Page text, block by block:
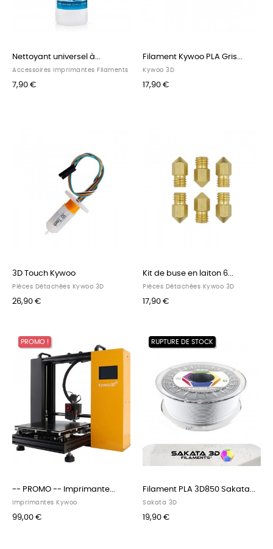
Nettoyant universel à...
Accessoires Imprimantes Filaments
7,90 €
Filament Kywoo PLA Gris...
Kywoo 3D
17,90 €
3D Touch Kywoo
Pièces Détachées Kywoo 3D
26,90 €
Kit de buse en laiton 6...
Pièces Détachées Kywoo 3D
17,90 €
PROMO !
-- PROMO -- Imprimante...
Imprimantes Kywoo
99,00 €
RUPTURE DE STOCK
Filament PLA 3D850 Sakata...
Sakata 3D
19,90 €